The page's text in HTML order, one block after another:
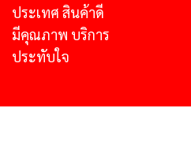
ประเทศ สินค้าดี
มีคุณภาพ บริการ
ประทับใจ